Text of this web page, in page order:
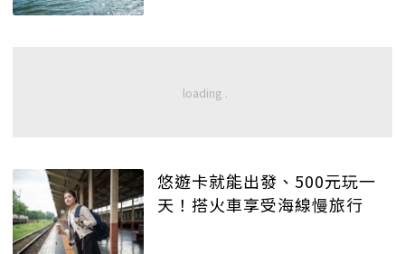
悠遊卡就能出發、500元玩一
天！搭火車享受海線慢旅行